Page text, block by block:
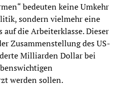
bedeuten keine Umkehr
sondern vielmehr eine
auf die Arbeiterklasse. Dieser
Zusammenstellung des US-
Milliarden Dollar bei
werden sollen.